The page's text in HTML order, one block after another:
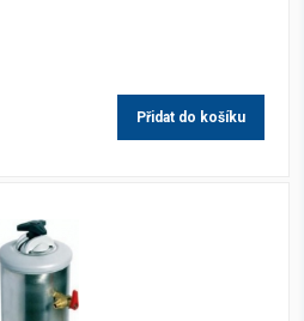
Přidat do košíku